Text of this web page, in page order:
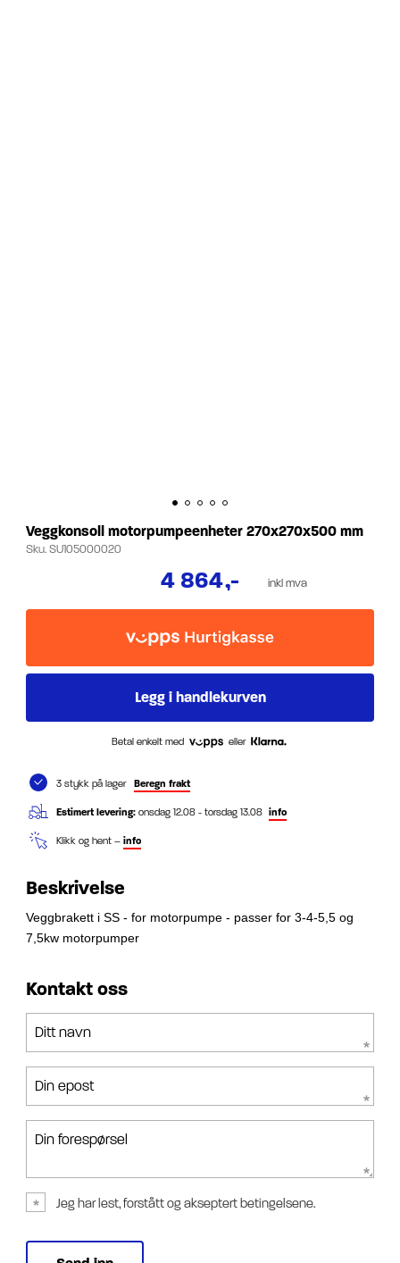
Veggkonsoll motorpumpeenheter 270x270x500 mm
Sku.SU105000020
4 864,- inkl mva
Betal enkelt med eller
3 stykk på lager Beregn frakt
Estimert levering: onsdag 12.08 - torsdag 13.08 info
Klikk og hent – info
Beskrivelse
Veggbrakett i SS - for motorpumpe - passer for 3-4-5,5 og
7,5kw motorpumper
Kontakt oss
Ditt navn
Din epost
Din forespørsel
Jeg har lest, forstått og akseptert betingelsene.